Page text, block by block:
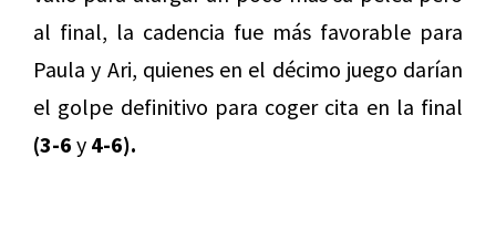
al final, la cadencia fue más favorable para
Paula y Ari, quienes en el décimo juego darían
el golpe definitivo para coger cita en la final
(3-6 y 4-6).